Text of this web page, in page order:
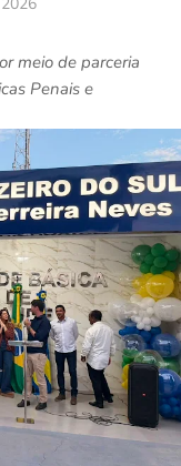
meio de parceria
Penais e